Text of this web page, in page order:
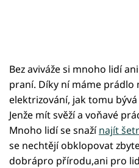
Bez aviváže si mnoho lidí
praní. Díky ní máme prádlo
elektrizování, jak tomu
Jenže mít svěží a voňavé
Mnoho lidí se snažínajít
se nechtějí obklopovat
dobrápro přírodu,ani pro